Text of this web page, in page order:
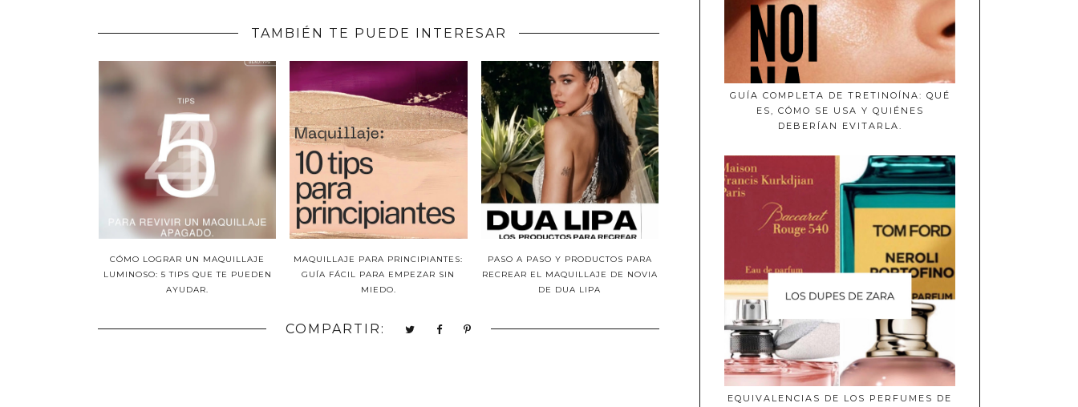
TAMBIÉN TE PUEDE INTERESAR
CÓMO LOGRAR UN MAQUILLAJE
LUMINOSO: 5 TIPS QUE TE PUEDEN
AYUDAR.
MAQUILLAJE PARA PRINCIPIANTES:
GUÍA FÁCIL PARA EMPEZAR SIN
MIEDO.
PASO A PASO Y PRODUCTOS PARA
RECREAR EL MAQUILLAJE DE NOVIA
DE DUA LIPA
COMPARTIR:
GUÍA COMPLETA DE TRETINOÍNA: QUÉ
ES, CÓMO SE USA Y QUIÉNES
DEBERÍAN EVITARLA.
EQUIVALENCIAS DE LOS PERFUMES DE